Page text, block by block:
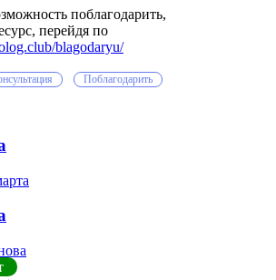
поблагодарить,
перейдя по
blagodaryu/
Поблагодарить